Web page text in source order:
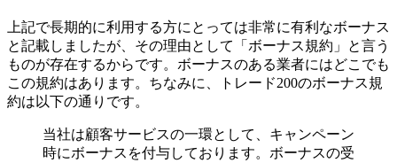
上記で長期的に利用する方にとっては非常に有利なボーナス
と記載しましたが、その理由として「ボーナス規約」と言う
ものが存在するからです。ボーナスのある業者にはどこでも
この規約はあります。ちなみに、トレード200のボーナス規
約は以下の通りです。
当社は顧客サービスの一環として、キャンペーン
時にボーナスを付与しております。ボーナスの受